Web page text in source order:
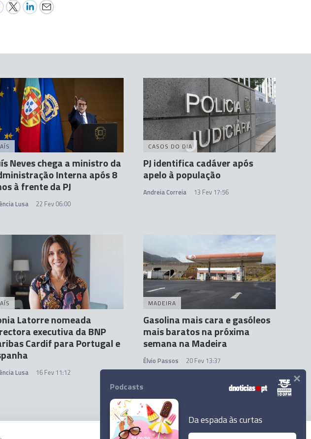
Neves chega a ministro da
Interna após 8
à frente da PJ
Lusa 22 Fev 06:00
CASOS DO DIA
PJ identifica cadáver após
apelo à população
Andreia Correia 13 Fev 17:56
Latorre nomeada
executiva da BNP
Cardif para Portugal e
Lusa 16 Fev 11:12
MADEIRA
Gasolina mais cara e gasóleos
mais baratos na próxima
semana na Madeira
Élvio Passos 20 Fev 13:37
Podcasts
Da espada às curtas
×